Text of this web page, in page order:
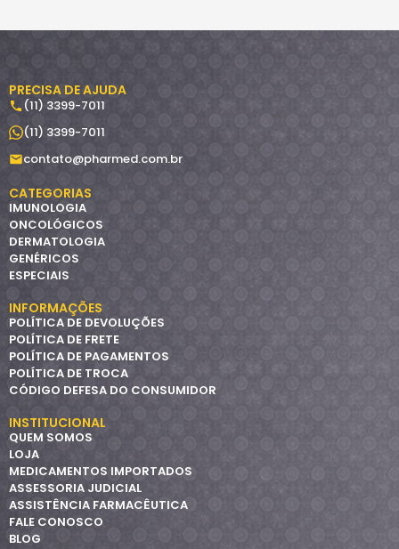
PRECISA DE AJUDA
(11) 3399-7011
(11) 3399-7011
contato@pharmed.com.br
CATEGORIAS
IMUNOLOGIA
ONCOLÓGICOS
DERMATOLOGIA
GENÉRICOS
ESPECIAIS
INFORMAÇÕES
POLÍTICA DE DEVOLUÇÕES
POLÍTICA DE FRETE
POLÍTICA DE PAGAMENTOS
POLÍTICA DE TROCA
CÓDIGO DEFESA DO CONSUMIDOR
INSTITUCIONAL
QUEM SOMOS
LOJA
MEDICAMENTOS IMPORTADOS
ASSESSORIA JUDICIAL
ASSISTÊNCIA FARMACÊUTICA
FALE CONOSCO
BLOG